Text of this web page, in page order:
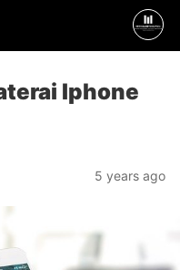
Iphone
5 years ago